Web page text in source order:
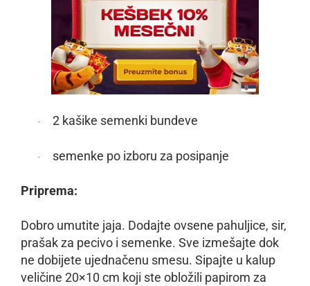
· 2 kašike semenki bundeve
· semenke po izboru za posipanje
Priprema:
Dobro umutite jaja. Dodajte ovsene pahuljice, sir,
prašak za pecivo i semenke. Sve izmešajte dok
ne dobijete ujednačenu smesu. Sipajte u kalup
veličine 20×10 cm koji ste obložili papirom za